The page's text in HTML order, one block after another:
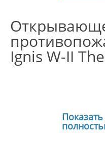
Показать
Ignis W-II